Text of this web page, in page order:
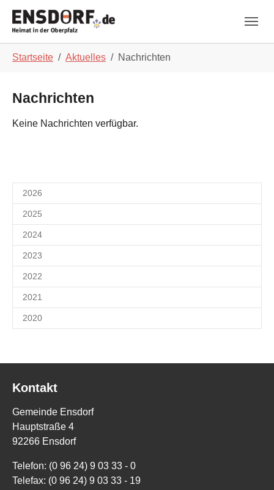
Startseite Aktuelles Nachrichten
Nachrichten
Keine Nachrichten verfügbar.
2026
2025
2024
2023
2022
2021
2020
Kontakt
Gemeinde Ensdorf
Hauptstraße 4
92266 Ensdorf
Telefon: (0 96 24) 9 03 33 - 0
Telefax: (0 96 24) 9 03 33 - 19